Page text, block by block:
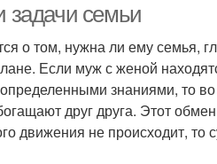
задачи семьи
о том, нужна ли ему семья,
Если муж с женой
знаниями, то
друг друга. Этот
движения не происходит, то